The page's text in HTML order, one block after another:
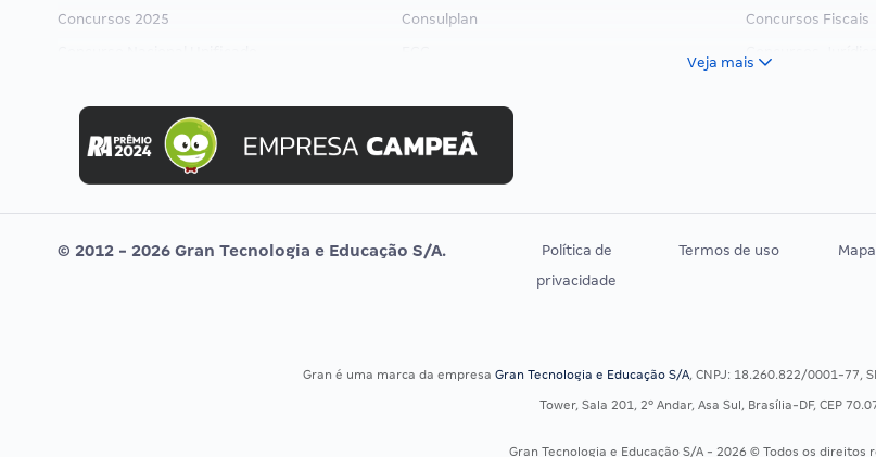
Concursos 2025
Concurso MPU
Editais publicados
Consulplan
Selecon
Uniase
Vunesp
Concursos Fiscais
Residência
Veja mais
© 2012 - 2026 Gran Tecnologia e Educação S/A.
Política de
privacidade
Termos de uso
Gran é uma marca da empresaGran Tecnologia e Educação S/A, CNPJ: 18.260.822/0001-77,
Tower, Sala 201, 2º Andar, Asa Sul, Brasília-DF, CEP
Gran Tecnologia e Educação S/A - 2026 © Todos os direitos